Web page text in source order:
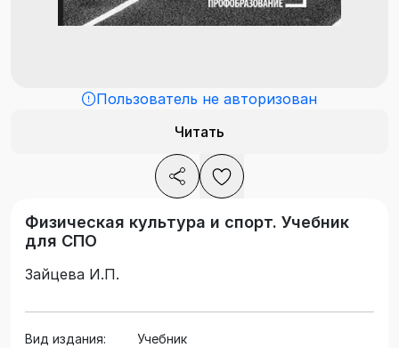
Пользователь не авторизован
Читать
Физическая культура и спорт. Учебник
для СПО
Зайцева И.П.
Вид издания:
Учебник